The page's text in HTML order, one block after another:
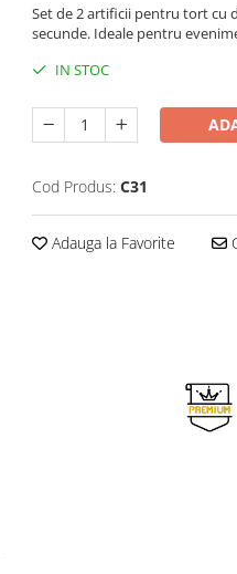
Set de 2 artificii pentru tort cu
secunde. Ideale pentru
IN STOC
Cod Produs: C31
Adauga la Favorite